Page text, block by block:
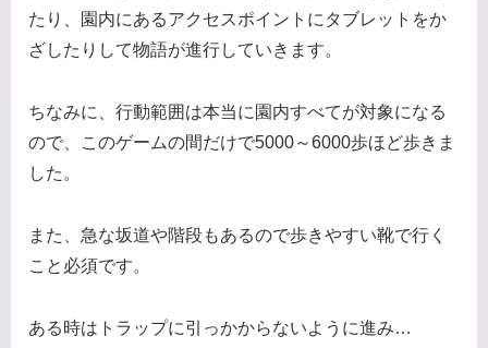
たり、園内にあるアクセスポイントにタブレットをか
ざしたりして物語が進行していきます。
ちなみに、行動範囲は本当に園内すべてが対象になる
ので、このゲームの間だけで5000～6000歩ほど歩きま
した。
また、急な坂道や階段もあるので歩きやすい靴で行く
こと必須です。
ある時はトラップに引っかからないように進み…